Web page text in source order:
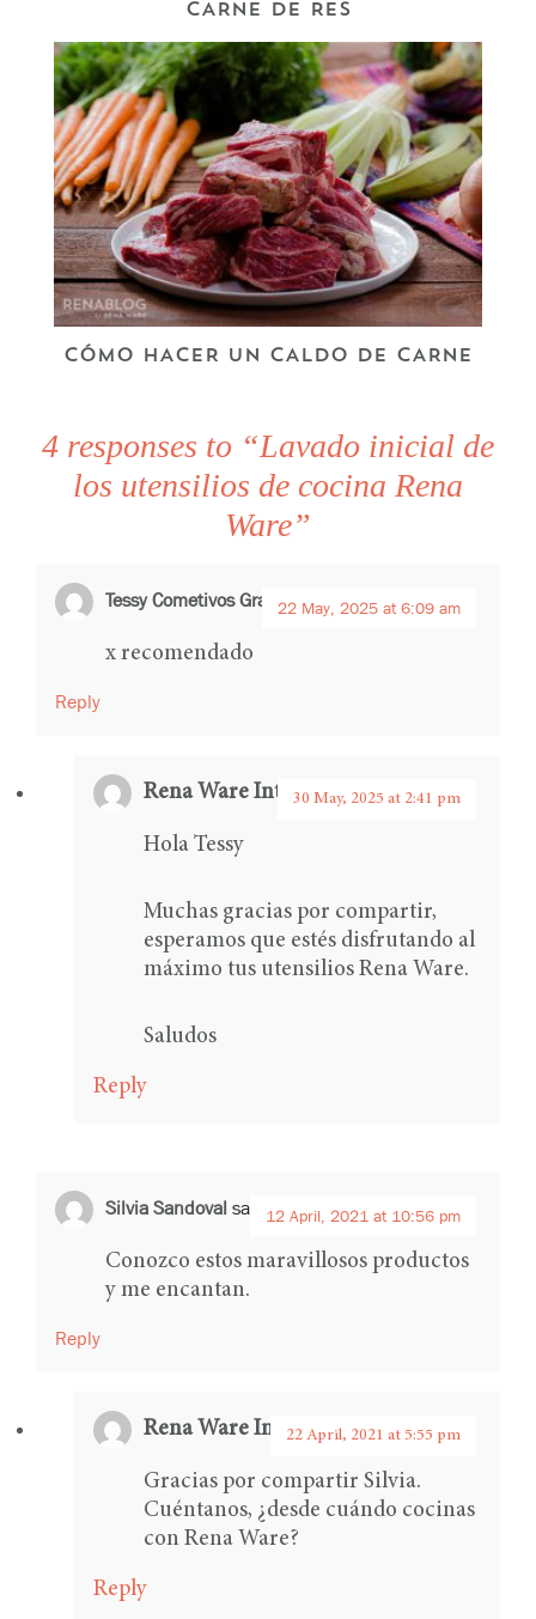
CARNE DE RES
CÓMO HACER UN CALDO DE CARNE
4 responses to “Lavado inicial de
los utensilios de cocina Rena
Ware”
Tessy Cometivos Grandezsays:
22 May, 2025 at 6:09 am
x recomendado
Reply
Rena Ware International says:
30 May, 2025 at 2:41 pm
Hola Tessy
Muchas gracias por compartir,
esperamos que estés disfrutando al
máximo tus utensilios Rena Ware.
Saludos
Reply
Silvia Sandoval says:12 April, 2021 at 10:56 pm
Conozco estos maravillosos productos
y me encantan.
Reply
Rena Ware International says:
22 April, 2021 at 5:55 pm
Gracias por compartir Silvia.
Cuéntanos, ¿desde cuándo cocinas
con Rena Ware?
Reply